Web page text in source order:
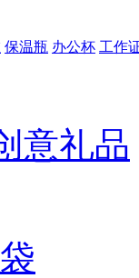
保温瓶 办公杯 工作
意礼品